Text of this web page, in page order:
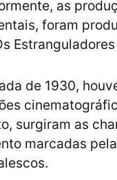
as
foram
de 1930,
surgiram as
marcadas